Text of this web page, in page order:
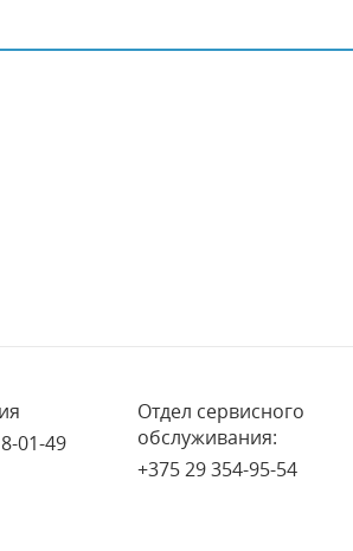
01-49
Отдел сервисного
обслуживания:
+375 29 354-95-54